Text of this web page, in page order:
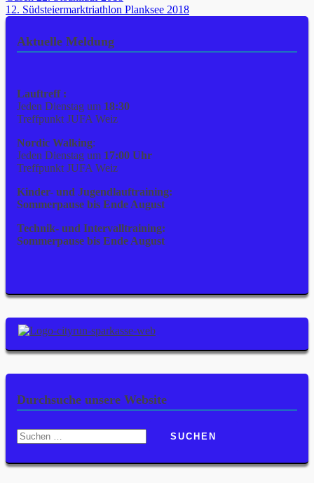
12. Südsteiermarktriathlon Planksee 2018
Aktuelle Meldung
Lauftreff :
Jeden Dienstag um 18:30
Treffpunkt JUFA Weiz
Nordic Walking:
Jeden Dienstag um 17:00 Uhr
Treffpunkt JUFA Weiz
Kinder- und Jugendlauftraining:
Sommerpause bis Ende August
Technik- und Intervalltraining:
Sommerpause bis Ende August
Durchsuche unsere Website
Suchen
nach: